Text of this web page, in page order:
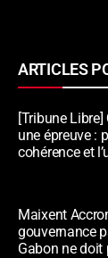
ARTICLES
[Tribune
une épreuve :
cohérence et
Maixent
gouvernance
Gabon ne doit